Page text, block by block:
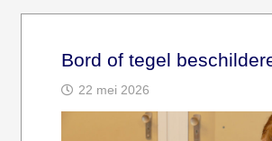
Bord of tegel
22 mei 2026